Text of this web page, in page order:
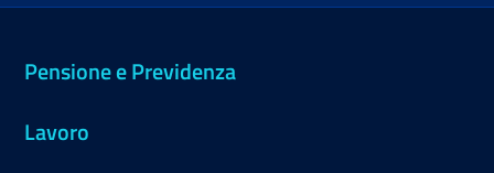
Pensione e Previdenza
Lavoro